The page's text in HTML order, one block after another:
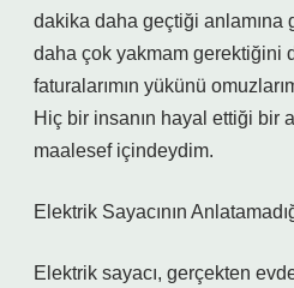
dakika daha geçtiği anlamına
daha çok yakmam gerektiğini
faturalarımın yükünü
Hiç bir insanın hayal ettiği bir
maalesef içindeydim.
Elektrik Sayacının
Elektrik sayacı, gerçekten